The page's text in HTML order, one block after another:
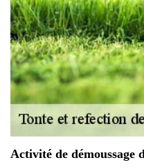
Activité de démoussage